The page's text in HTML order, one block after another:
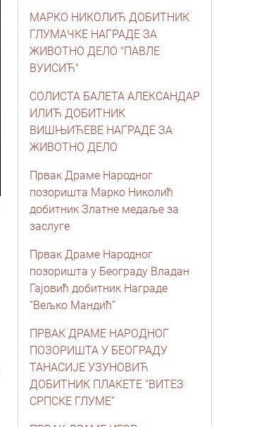
МАРКO НИКОЛИЋ ДОБИТНИК
ГЛУМАЧКЕ НАГРАДЕ ЗА
ЖИВОТНО ДЕЛО "ПАВЛЕ
ВУИСИЋ"
СОЛИСТА БАЛЕТА АЛЕКСАНДАР
ИЛИЋ ДОБИТНИК
ВИШЊИЋЕВЕ НАГРАДЕ ЗА
ЖИВОТНО ДЕЛО
Првак Драме Народног
позориштa Марко Николић
добитник Златне медаље за
заслуге
Првак Драме Народног
позоришта у Београду Владан
Гајовић добитник Награде
“Вељко Мандић”
ПРВАК ДРАМЕ НАРОДНОГ
ПОЗОРИШТА У БЕОГРАДУ
ТАНАСИЈЕ УЗУНОВИЋ
ДОБИТНИК ПЛАКЕТЕ “ВИТЕЗ
СРПСКЕ ГЛУМЕ”